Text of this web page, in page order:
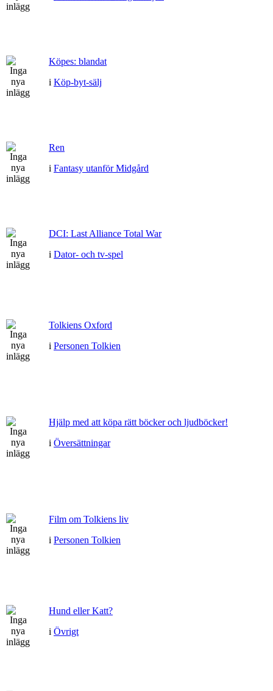
Köpes: blandat
i Köp-byt-sälj
Ren
i Fantasy utanför Midgård
DCI: Last Alliance Total War
i Dator- och tv-spel
Tolkiens Oxford
i Personen Tolkien
Hjälp med att köpa rätt böcker och ljudböcker!
i Översättningar
Film om Tolkiens liv
i Personen Tolkien
Hund eller Katt?
i Övrigt